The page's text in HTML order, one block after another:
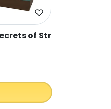
of Strixhaven Play